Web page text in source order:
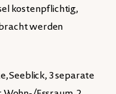
kostenpflichtig,
werden
Seeblick, 3 separate